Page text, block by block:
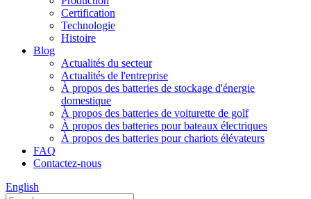
Certification
Technologie
Histoire
Blog
Actualités du secteur
Actualités de l'entreprise
À propos des batteries de stockage d'énergie
domestique
À propos des batteries de voiturette de golf
À propos des batteries pour bateaux électriques
À propos des batteries pour chariots élévateurs
FAQ
Contactez-nous
English